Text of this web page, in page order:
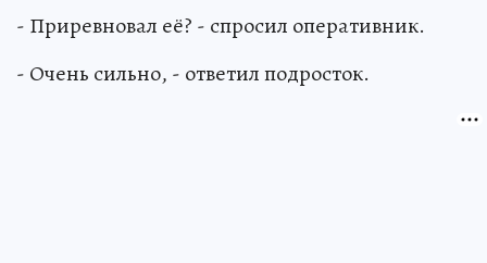
- Приревновал её? - спросил оперативник.
- Очень сильно, - ответил подросток.